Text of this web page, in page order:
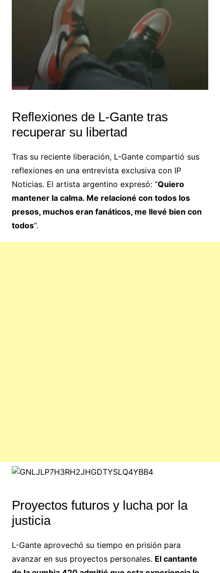
Reflexiones de L-Gante tras
recuperar su libertad
Tras su reciente liberación, L-Gante compartió sus
reflexiones en una entrevista exclusiva con IP
Noticias. El artista argentino expresó: “Quiero
mantener la calma. Me relacioné con todos los
presos, muchos eran fanáticos, me llevé bien con
todos“.
Proyectos futuros y lucha por la
justicia
L-Gante aprovechó su tiempo en prisión para
avanzar en sus proyectos personales. El cantante